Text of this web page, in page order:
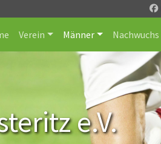
Verein Männer Nachwuchs
e.V.